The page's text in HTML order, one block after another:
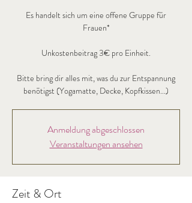
Es handelt sich um eine offene Gruppe für
Frauen*
Unkostenbeitrag 3€ pro Einheit.
Bitte bring dir alles mit, was du zur Entspannung
benötigst (Yogamatte, Decke, Kopfkissen...)
Anmeldung abgeschlossen
Veranstaltungen ansehen
Zeit & Ort